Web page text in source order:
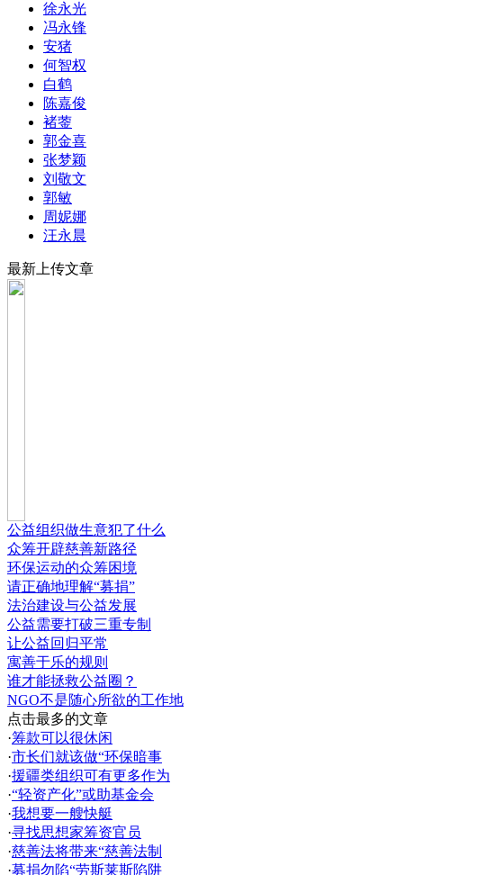
徐永光
冯永锋
安猪
何智权
白鹤
陈嘉俊
褚蓥
郭金喜
张梦颖
刘敬文
郭敏
周妮娜
汪永晨
最新上传文章
公益组织做生意犯了什么
众筹开辟慈善新路径
环保运动的众筹困境
请正确地理解“募捐”
法治建设与公益发展
公益需要打破三重专制
让公益回归平常
寓善于乐的规则
谁才能拯救公益圈？
NGO不是随心所欲的工作地
点击最多的文章
·筹款可以很休闲
·市长们就该做“环保暗事
·援疆类组织可有更多作为
·“轻资产化”或助基金会
·我想要一艘快艇
·寻找思想家筹资官员
·慈善法将带来“慈善法制
·募捐勿陷“劳斯莱斯陷阱